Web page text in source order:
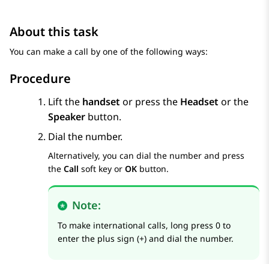
About this task
You can make a call by one of the following ways:
Procedure
Lift the handset or press the Headset or the
Speaker button.
Dial the number.
Alternatively, you can dial the number and press
the Call soft key or OK button.
Note:
To make international calls, long press 0 to
enter the plus sign (+) and dial the number.